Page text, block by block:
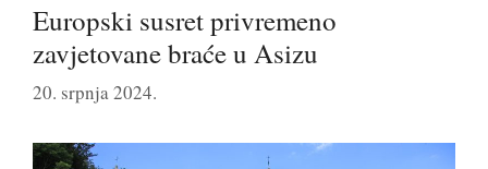
Europski susret privremeno
zavjetovane braće u Asizu
20. srpnja 2024.